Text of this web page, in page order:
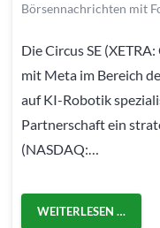
Börsennachrichten mit
Die Circus SE
mit Meta im Bereich
auf KI-Robotik
Partnerschaft ein
(NASDAQ:…
WEITERLESEN …